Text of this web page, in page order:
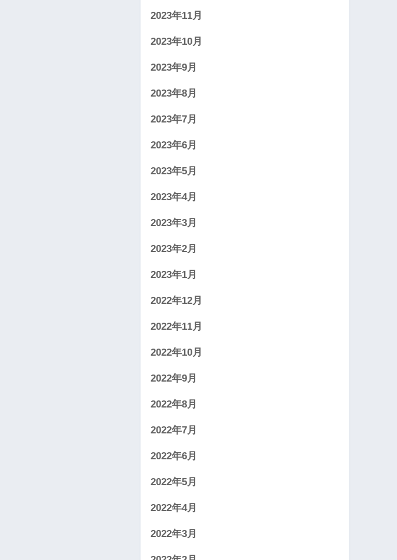
2023年11月
2023年10月
2023年9月
2023年8月
2023年7月
2023年6月
2023年5月
2023年4月
2023年3月
2023年2月
2023年1月
2022年12月
2022年11月
2022年10月
2022年9月
2022年8月
2022年7月
2022年6月
2022年5月
2022年4月
2022年3月